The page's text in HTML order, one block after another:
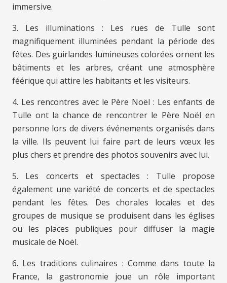
immersive.
3. Les illuminations : Les rues de Tulle sont
magnifiquement illuminées pendant la période des
fêtes. Des guirlandes lumineuses colorées ornent les
bâtiments et les arbres, créant une atmosphère
féérique qui attire les habitants et les visiteurs.
4. Les rencontres avec le Père Noël : Les enfants de
Tulle ont la chance de rencontrer le Père Noël en
personne lors de divers événements organisés dans
la ville. Ils peuvent lui faire part de leurs vœux les
plus chers et prendre des photos souvenirs avec lui.
5. Les concerts et spectacles : Tulle propose
également une variété de concerts et de spectacles
pendant les fêtes. Des chorales locales et des
groupes de musique se produisent dans les églises
ou les places publiques pour diffuser la magie
musicale de Noël.
6. Les traditions culinaires : Comme dans toute la
France, la gastronomie joue un rôle important